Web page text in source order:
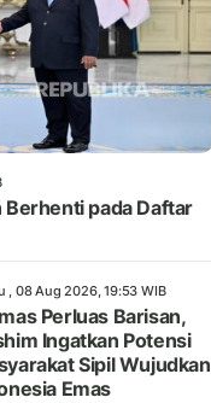
Berhenti pada Daftar
, 08 Aug 2026, 19:53 WIB
Perluas Barisan,
Ingatkan Potensi
Sipil Wujudkan
Emas